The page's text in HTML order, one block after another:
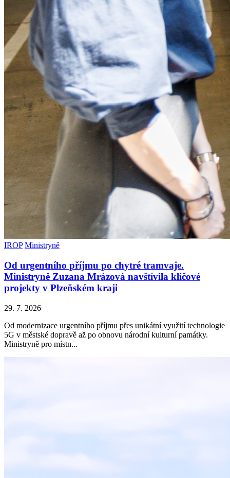
IROP Ministryně
Od urgentního příjmu po chytré tramvaje.
Ministryně Zuzana Mrázová navštívila klíčové
projekty v Plzeňském kraji
29. 7. 2026
Od modernizace urgentního příjmu přes unikátní využití technologie
5G v městské dopravě až po obnovu národní kulturní památky.
Ministryně pro místn...